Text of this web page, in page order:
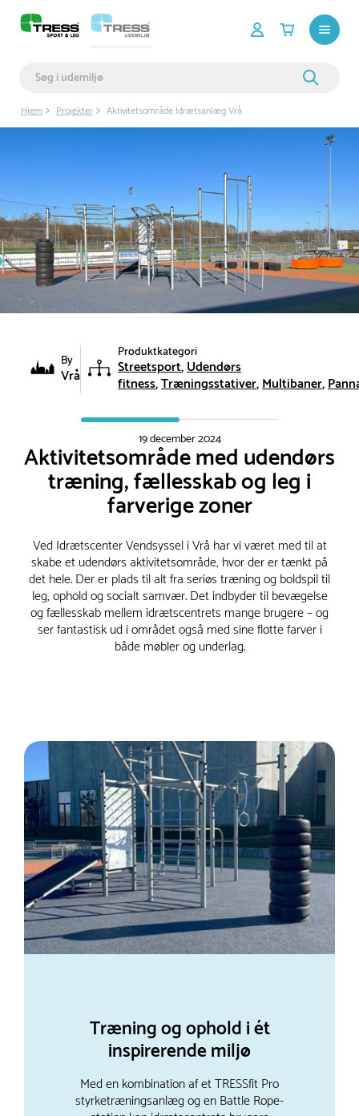
Hjem Projekter Aktivitetsområde Idrætsanlæg Vrå
By
Vrå
Produktkategori
Streetsport Udendørs
fitness Træningsstativer Multibaner
19 december 2024
Aktivitetsområde med udendørs
træning, fællesskab og leg i
farverige zoner
Ved Idrætscenter Vendsyssel i Vrå har vi været med til at
skabe et udendørs aktivitetsområde, hvor der er tænkt på
det hele. Der er plads til alt fra seriøs træning og boldspil til
leg, ophold og socialt samvær. Det indbyder til bevægelse
og fællesskab mellem idrætscentrets mange brugere – og
ser fantastisk ud i området også med sine flotte farver i
både møbler og underlag.
Træning og ophold i ét
inspirerende miljø
Med en kombination af et TRESSfit Pro
styrketræningsanlæg og en Battle Rope-